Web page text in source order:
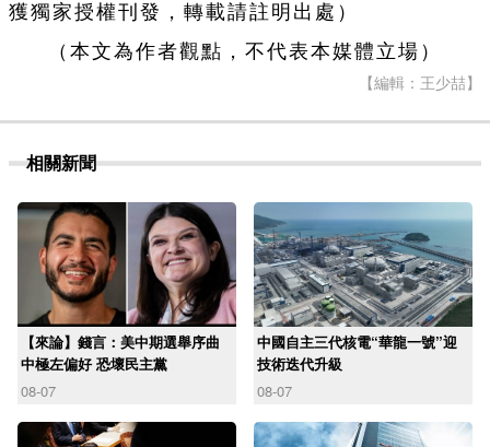
獲獨家授權刊發，轉載請註明出處）
（本文為作者觀點，不代表本媒體立場）
【編輯：王少喆】
相關新聞
【來論】錢言：美中期選舉序曲
中極左偏好 恐壞民主黨
08-07
中國自主三代核電“華龍一號”迎
技術迭代升級
08-07